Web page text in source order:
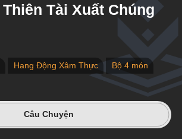
Thiên Tài Xuất Chúng
Hang Động Xâm Thực Bộ 4 món
Câu Chuyện